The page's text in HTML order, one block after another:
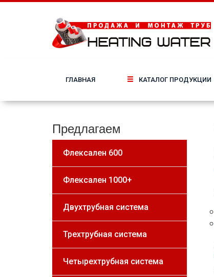
ГЛАВНАЯ КАТАЛОГ ПРОДУКЦИИ
Предлагаем
Флексален 600
Флексален 1000+
Двухтрубная система
Трехтрубная система
Четырехтрубная система